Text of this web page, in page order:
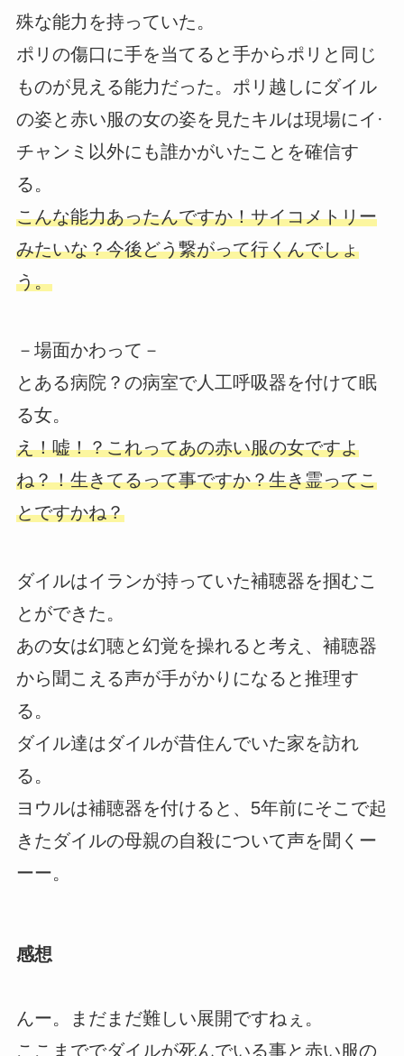
殊な能力を持っていた。
ポリの傷口に手を当てると手からポリと同じ
ものが見える能力だった。ポリ越しにダイル
の姿と赤い服の女の姿を見たキルは現場にイ·
チャンミ以外にも誰かがいたことを確信す
る。
こんな能力あったんですか！サイコメトリー
みたいな？今後どう繋がって行くんでしょ
う。
－場面かわって－
とある病院？の病室で人工呼吸器を付けて眠
る女。
え！嘘！？これってあの赤い服の女ですよ
ね？！生きてるって事ですか？生き霊ってこ
とですかね？
ダイルはイランが持っていた補聴器を掴むこ
とができた。
あの女は幻聴と幻覚を操れると考え、補聴器
から聞こえる声が手がかりになると推理す
る。
ダイル達はダイルが昔住んでいた家を訪れ
る。
ヨウルは補聴器を付けると、5年前にそこで起
きたダイルの母親の自殺について声を聞くー
ーー。
感想
んー。まだまだ難しい展開ですねぇ。
ここまででダイルが死んでいる事と赤い服の